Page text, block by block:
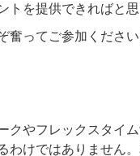
トを提供できればと思
奮ってご参加くださ
クやフレックスタイ
わけではありません。